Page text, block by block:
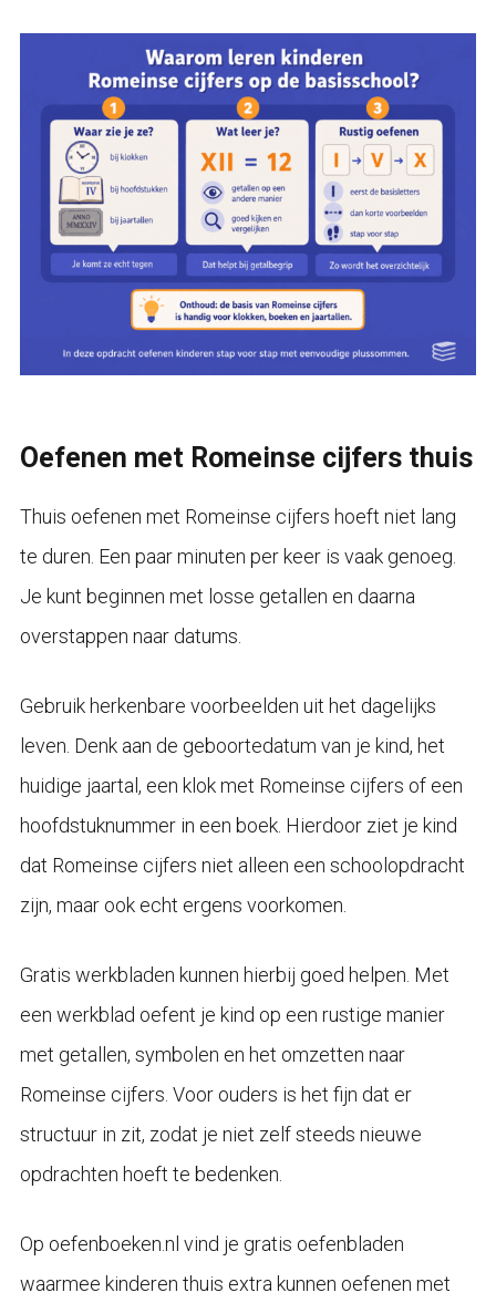
Oefenen met Romeinse cijfers thuis
Thuis oefenen met Romeinse cijfers hoeft niet lang
te duren. Een paar minuten per keer is vaak genoeg.
Je kunt beginnen met losse getallen en daarna
overstappen naar datums.
Gebruik herkenbare voorbeelden uit het dagelijks
leven. Denk aan de geboortedatum van je kind, het
huidige jaartal, een klok met Romeinse cijfers of een
hoofdstuknummer in een boek. Hierdoor ziet je kind
dat Romeinse cijfers niet alleen een schoolopdracht
zijn, maar ook echt ergens voorkomen.
Gratis werkbladen kunnen hierbij goed helpen. Met
een werkblad oefent je kind op een rustige manier
met getallen, symbolen en het omzetten naar
Romeinse cijfers. Voor ouders is het fijn dat er
structuur in zit, zodat je niet zelf steeds nieuwe
opdrachten hoeft te bedenken.
Op oefenboeken.nl vind je gratis oefenbladen
waarmee kinderen thuis extra kunnen oefenen met